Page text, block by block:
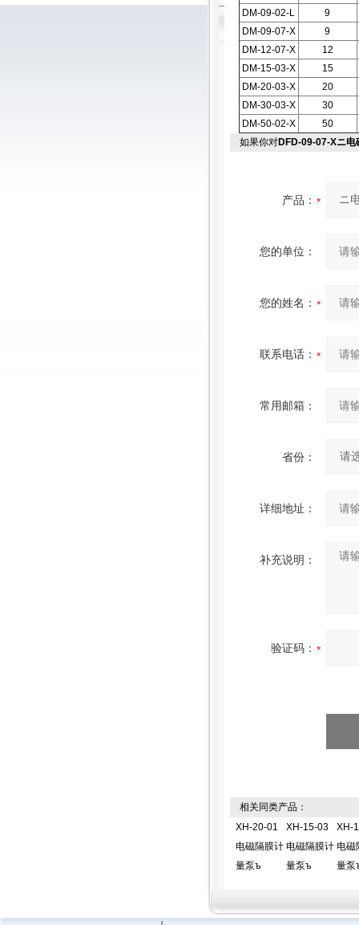
DM-09-02-L
9
DM-09-07-X
9
DM-12-07-X
12
DM-15-03-X
15
DM-20-03-X
20
DM-30-03-X
30
DM-50-02-X
50
如果你对DFD-09-07-Xニ电
产品：
您的单位：
您的姓名：
联系电话：
常用邮箱：
省份：
详细地址：
补充说明：
验证码：
相关同类产品：
XH-20-01
电磁隔膜计
量泵ъ
XH-15-03
电磁隔膜计
量泵ъ
XH-
电磁
量泵